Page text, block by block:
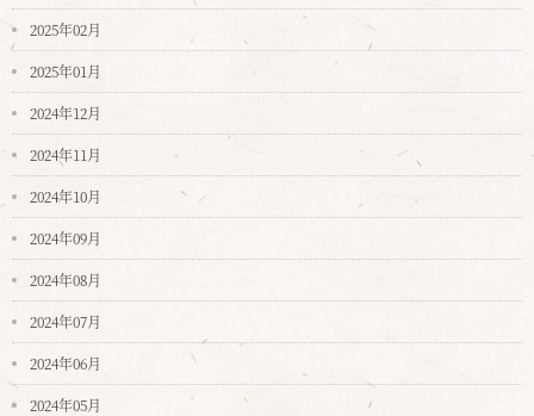
2025年02月
2025年01月
2024年12月
2024年11月
2024年10月
2024年09月
2024年08月
2024年07月
2024年06月
2024年05月